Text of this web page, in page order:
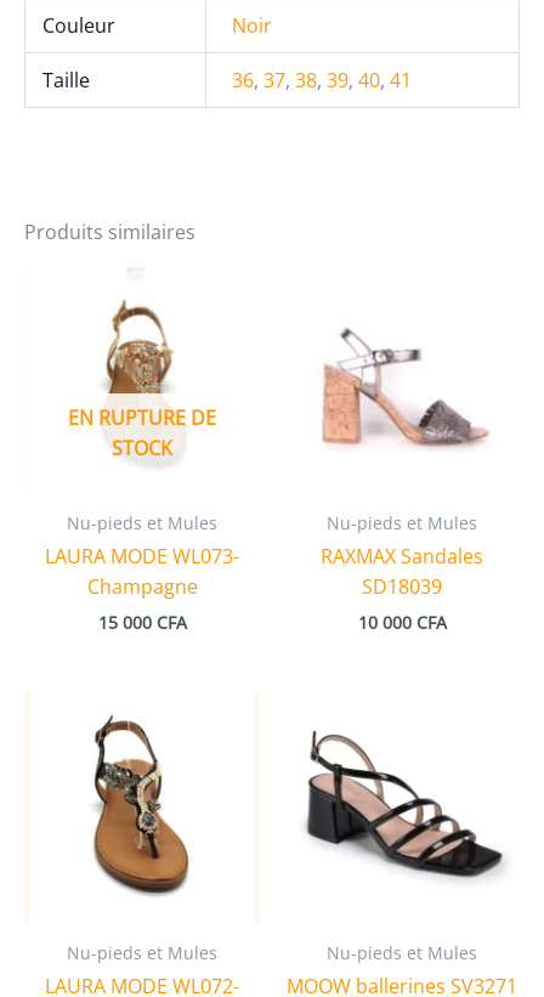
Couleur Noir
Taille 36,37,38,39,40,41
Produits similaires
EN RUPTURE DE
STOCK
Nu-pieds et Mules
LAURA MODE WL073-
Champagne
15 000 CFA
Nu-pieds et Mules
RAXMAX Sandales
SD18039
10 000 CFA
Nu-pieds et Mules
LAURA MODE WL072-
Nu-pieds et Mules
MOOW ballerines SV3271